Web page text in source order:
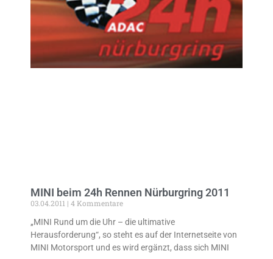
MINI beim 24h Rennen Nürburgring 2011
03.04.2011
4 Kommentare
„MINI Rund um die Uhr – die ultimative
Herausforderung“, so steht es auf der Internetseite von
MINI Motorsport und es wird ergänzt, dass sich MINI